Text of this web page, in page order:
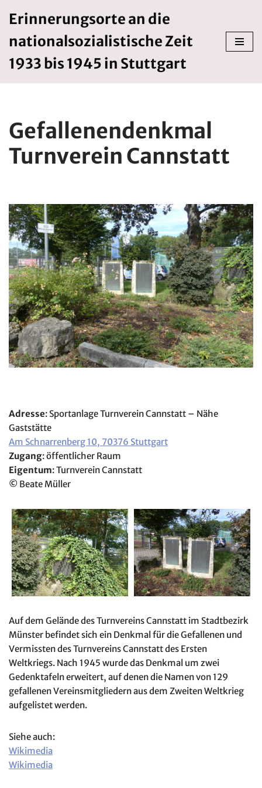
Inhalt
springen
Erinnerungsorte an die
nationalsozialistische Zeit
1933 bis 1945 in Stuttgart
Gefallenendenkmal
Turnverein Cannstatt
Adresse: Sportanlage Turnverein Cannstatt – Nähe
Gaststätte
Am Schnarrenberg 10, 70376 Stuttgart
Zugang: öffentlicher Raum
Eigentum: Turnverein Cannstatt
© Beate Müller
Auf dem Gelände des Turnvereins Cannstatt im Stadtbezirk
Münster befindet sich ein Denkmal für die Gefallenen und
Vermissten des Turnvereins Cannstatt des Ersten
Weltkriegs. Nach 1945 wurde das Denkmal um zwei
Gedenktafeln erweitert, auf denen die Namen von 129
gefallenen Vereinsmitgliedern aus dem Zweiten Weltkrieg
aufgelistet werden.
Siehe auch:
Wikimedia
Wikimedia